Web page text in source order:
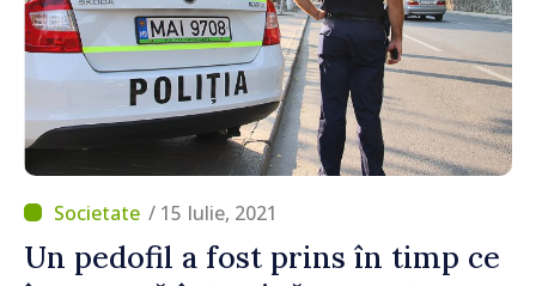
/ 15 Iulie, 2021
Un pedofil a fost prins în timp ce